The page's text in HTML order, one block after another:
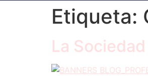
Etiqueta:
La